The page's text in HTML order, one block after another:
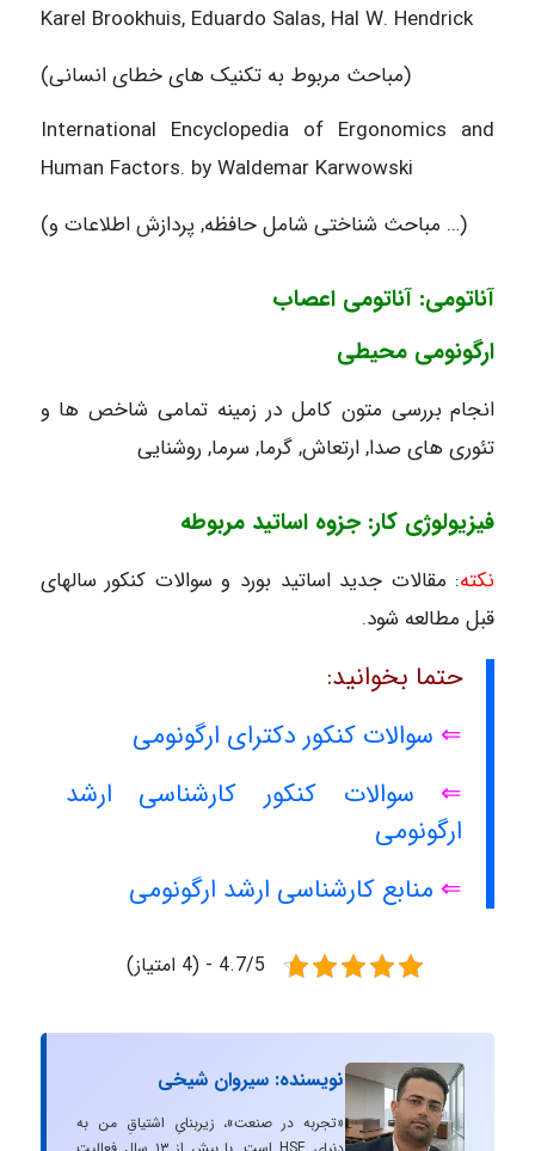
Karel Brookhuis, Eduardo Salas, Hal W. Hendrick
(مباحث مربوط به تکنیک های خطای انسانی)
International Encyclopedia of Ergonomics and
Human Factors. by Waldemar Karwowski
(مباحث شناختی شامل حافظه, پردازش اطلاعات و …)
آناتومی: آناتومی اعصاب
ارگونومی محیطی
انجام بررسی متون کامل در زمینه تمامی شاخص ها و
تئوری های صدا, ارتعاش, گرما, سرما, روشنایی
فیزیولوژی کار: جزوه اساتید مربوطه
نکته: مقالات جدید اساتید بورد و سوالات کنکور سالهای
قبل مطالعه شود.
حتما بخوانید:
⇐ سوالات کنکور دکترای ارگونومی
⇐
سوالات کنکور کارشناسی ارشد
ارگونومی
⇐ منابع کارشناسی ارشد ارگونومی
4.7/5 - (4 امتیاز)
نویسنده: سیروان شیخی
«تجربه در صنعت»، زیربنایِ اشتیاقِ من به